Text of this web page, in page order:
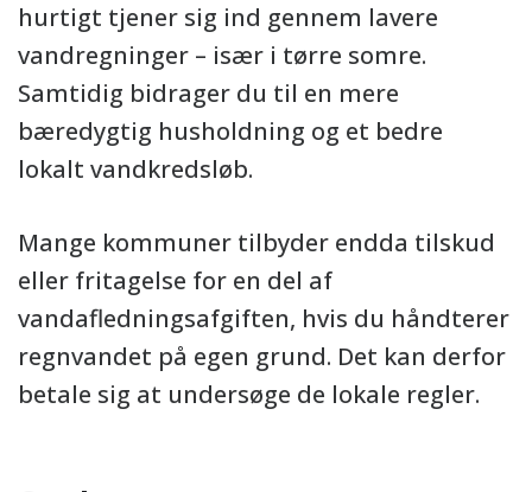
hurtigt tjener sig ind gennem lavere
vandregninger – især i tørre somre.
Samtidig bidrager du til en mere
bæredygtig husholdning og et bedre
lokalt vandkredsløb.
Mange kommuner tilbyder endda tilskud
eller fritagelse for en del af
vandafledningsafgiften, hvis du håndterer
regnvandet på egen grund. Det kan derfor
betale sig at undersøge de lokale regler.